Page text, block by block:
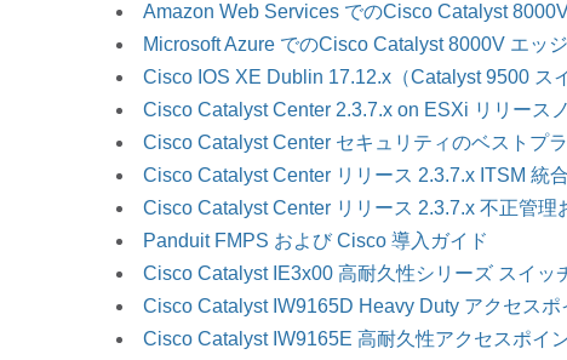
Amazon Web Services でのCisco Catalyst
Microsoft Azure でのCisco Catalyst 8000V エッ
Cisco IOS XE Dublin 17.12.x（Catalyst 9500 ス
Cisco Catalyst Center 2.3.7.x on ESXi リリース
Cisco Catalyst Center セキュリティのベストプ
Cisco Catalyst Center リリース 2.3.7.x ITSM 統
Cisco Catalyst Center リリース 2.3.7.x 不正管
Panduit FMPS および Cisco 導入ガイド
Cisco Catalyst IE3x00 高耐久性シリーズ スイッ
Cisco Catalyst IW9165D Heavy Duty アクセス
Cisco Catalyst IW9165E 高耐久性アクセスポイ